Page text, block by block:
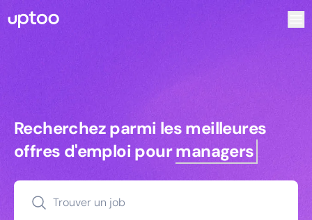
Recherchez parmi les meilleures
Recherchez parmi les meilleures
offres d'emploi pourmanagers
Trouver un job